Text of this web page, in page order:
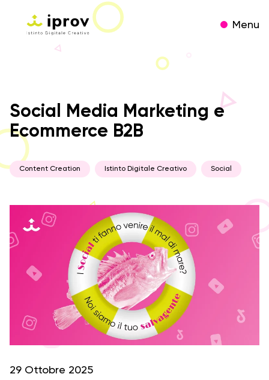
Menu
Social Media Marketing e
Ecommerce B2B
Content Creation Istinto Digitale Creativo Social
29 Ottobre 2025